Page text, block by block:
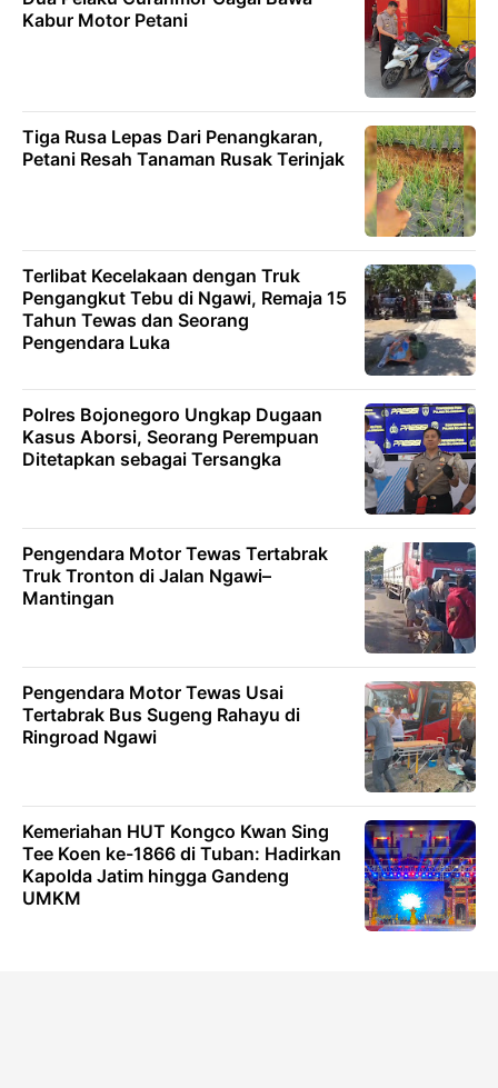
Kabur Motor Petani
Tiga Rusa Lepas Dari Penangkaran,
Petani Resah Tanaman Rusak Terinjak
Terlibat Kecelakaan dengan Truk
Pengangkut Tebu di Ngawi, Remaja 15
Tahun Tewas dan Seorang
Pengendara Luka
Polres Bojonegoro Ungkap Dugaan
Kasus Aborsi, Seorang Perempuan
Ditetapkan sebagai Tersangka
Pengendara Motor Tewas Tertabrak
Truk Tronton di Jalan Ngawi–
Mantingan
Pengendara Motor Tewas Usai
Tertabrak Bus Sugeng Rahayu di
Ringroad Ngawi
Kemeriahan HUT Kongco Kwan Sing
Tee Koen ke-1866 di Tuban: Hadirkan
Kapolda Jatim hingga Gandeng
UMKM